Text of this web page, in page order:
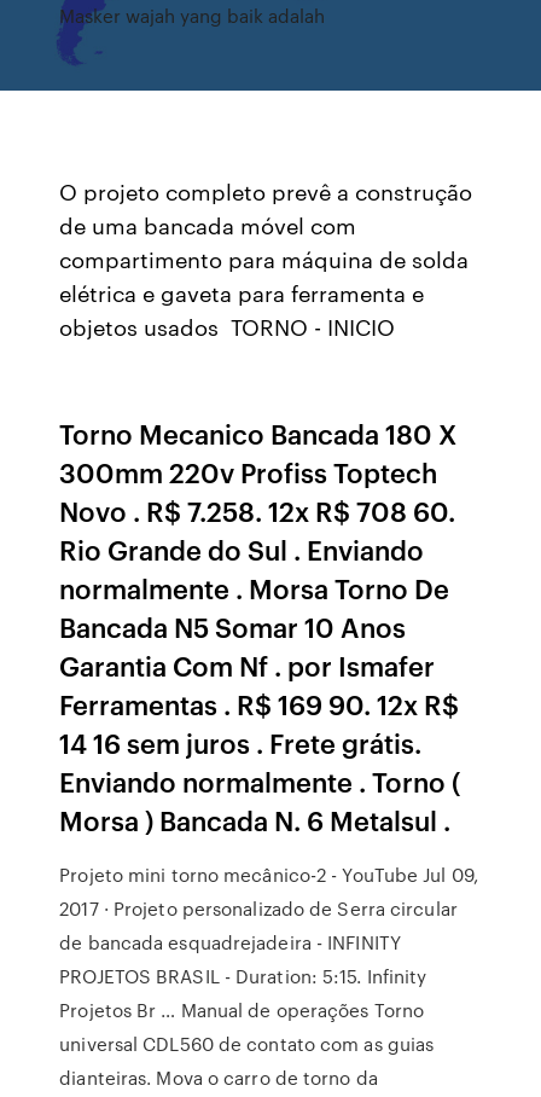
Masker wajah yang baik adalah
O projeto completo prevê a construção
de uma bancada móvel com
compartimento para máquina de solda
elétrica e gaveta para ferramenta e
objetos usados TORNO - INICIO
Torno Mecanico Bancada 180 X
300mm 220v Profiss Toptech
Novo . R$ 7.258. 12x R$ 708 60.
Rio Grande do Sul . Enviando
normalmente . Morsa Torno De
Bancada N5 Somar 10 Anos
Garantia Com Nf . por Ismafer
Ferramentas . R$ 169 90. 12x R$
14 16 sem juros . Frete grátis.
Enviando normalmente . Torno (
Morsa ) Bancada N. 6 Metalsul .
Projeto mini torno mecânico-2 - YouTube Jul 09,
2017 · Projeto personalizado de Serra circular
de bancada esquadrejadeira - INFINITY
PROJETOS BRASIL - Duration: 5:15. Infinity
Projetos Br … Manual de operações Torno
universal CDL560 de contato com as guias
dianteiras. Mova o carro de torno da